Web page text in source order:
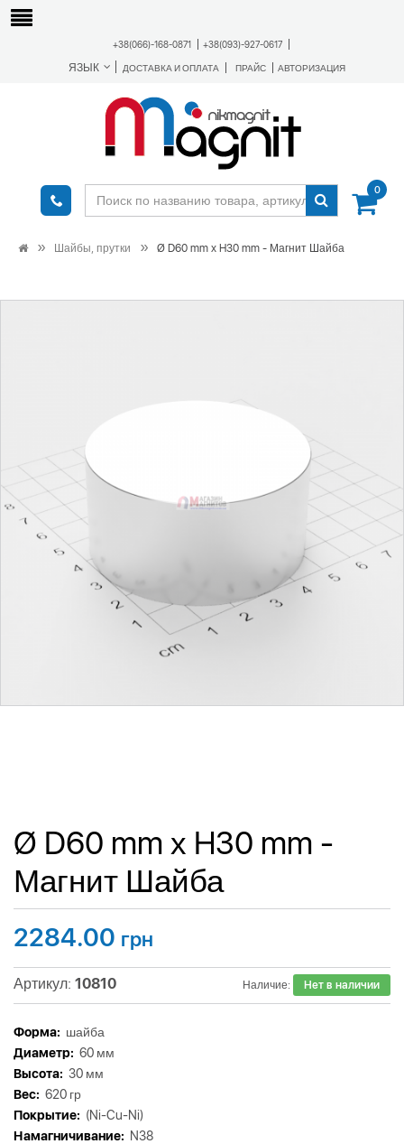
+38(066)-168-0871 +38(093)-927-0617
ЯЗЫК ДОСТАВКА И ОПЛАТА ПРАЙС АВТОРИЗАЦИЯ
0
Шайбы, прутки Ø D60 mm х H30 mm - Магнит Шайба
Ø D60 mm х H30 mm -
Магнит Шайба
2284.00 грн
Артикул: 10810 Наличие: Нет в наличии
Форма: шайба
Диаметр: 60 мм
Высота: 30 мм
Вес: 620 гр
Покрытие: (Ni-Cu-Ni)
Намагничивание: N38